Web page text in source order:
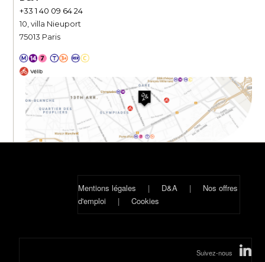
+33 1 40 09 64 24
10, villa Nieuport
75013 Paris
Mentions légales | D&A| Nos offres
d'emploi| Cookies
Suivez-nous